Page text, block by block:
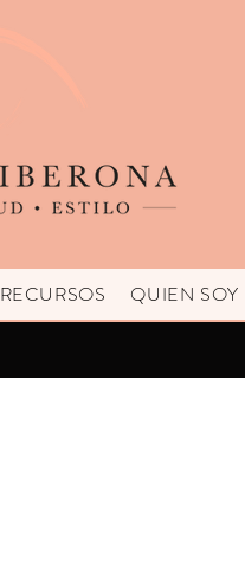
RECURSOS QUIEN SOY